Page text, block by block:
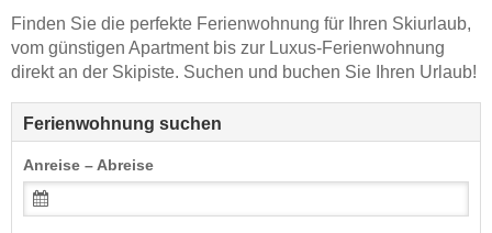
Finden Sie die perfekte Ferienwohnung für Ihren Skiurlaub,
vom günstigen Apartment bis zur Luxus-Ferienwohnung
direkt an der Skipiste. Suchen und buchen Sie Ihren Urlaub!
Ferienwohnung suchen
Anreise – Abreise